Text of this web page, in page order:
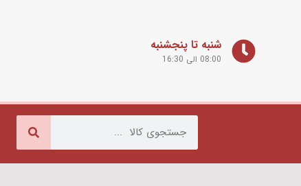
شنبه تا پنجشنبه
08:00 الی 16:30